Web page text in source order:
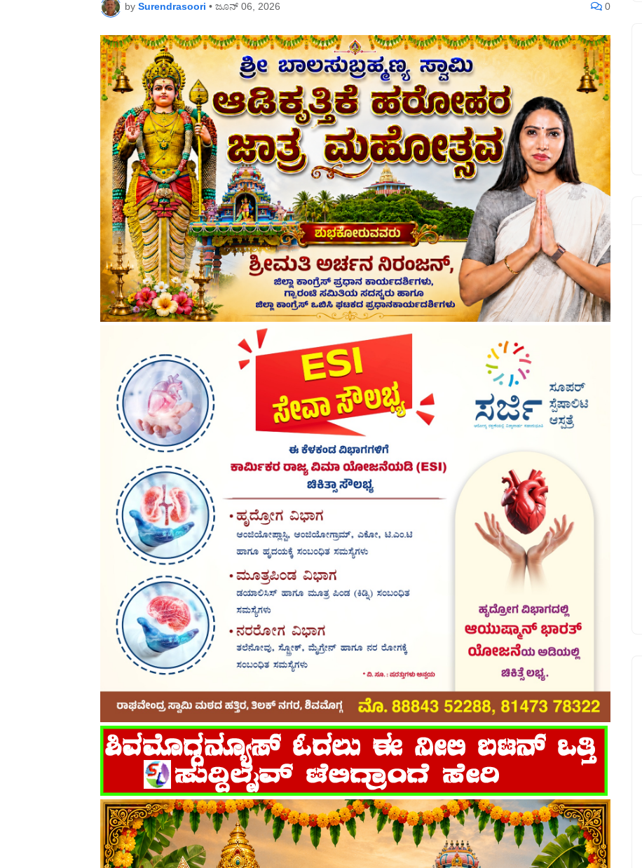
by Surendrasoori • ಜೂನ್ 06, 2026 0